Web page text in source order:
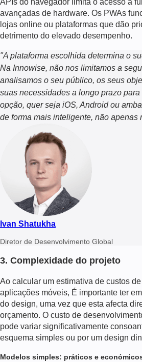
avançadas de hardware. Os PWAs
lojas online ou plataformas que dão
detrimento do elevado desempenho.
"A plataforma escolhida determina o
Na Innowise, não nos limitamos a
analisamos o seu público, os seus
suas necessidades a longo prazo
opção, quer seja iOS, Android ou
de forma mais inteligente, não apenas
Ivan Shatukha
Diretor de Desenvolvimento Global
3. Complexidade do projeto
Ao calcular um estimativa de custos
aplicações móveis, É importante ter
do design, uma vez que esta afecta
orçamento. O custo de
pode variar significativamente
esquema simples ou por um design
Modelos simples: práticos e